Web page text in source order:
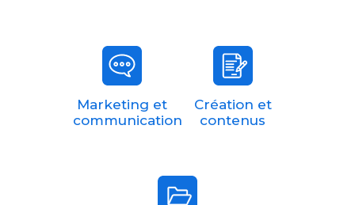
Marketing et
communication
Création et
contenus